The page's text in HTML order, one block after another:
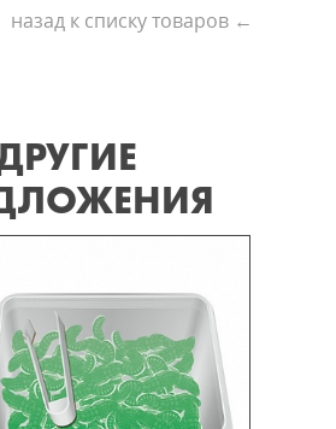
назад к списку товаров ←